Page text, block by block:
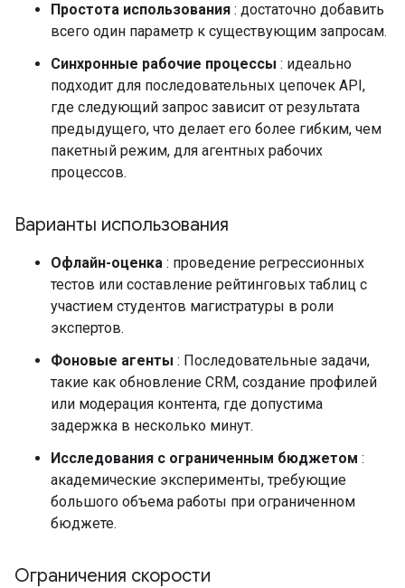
Простота использования : достаточно добавить
всего один параметр к существующим запросам.
Синхронные рабочие процессы : идеально
подходит для последовательных цепочек API,
где следующий запрос зависит от результата
предыдущего, что делает его более гибким, чем
пакетный режим, для агентных рабочих
процессов.
Варианты использования
Офлайн-оценка : проведение регрессионных
тестов или составление рейтинговых таблиц с
участием студентов магистратуры в роли
экспертов.
Фоновые агенты : Последовательные задачи,
такие как обновление CRM, создание профилей
или модерация контента, где допустима
задержка в несколько минут.
Исследования с ограниченным бюджетом :
академические эксперименты, требующие
большого объема работы при ограниченном
бюджете.
Ограничения скорости